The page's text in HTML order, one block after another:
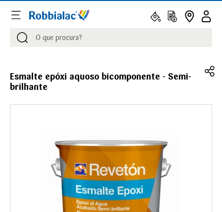
Procurar
Procurar
Esmalte epóxi aquoso bicomponente - Semi-
brilhante